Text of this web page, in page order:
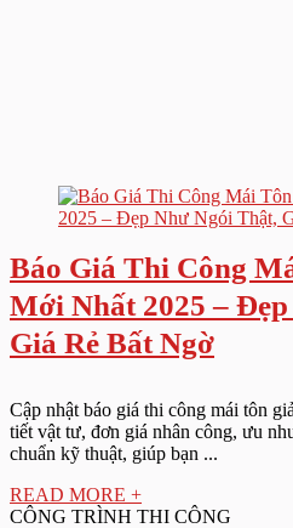
Báo Giá Thi Công
Mới Nhất 2025 –
Giá Rẻ Bất Ngờ
Cập nhật báo giá thi công mái tôn
tiết vật tư, đơn giá nhân công, ưu
chuẩn kỹ thuật, giúp bạn ...
READ MORE +
CÔNG TRÌNH THI CÔNG